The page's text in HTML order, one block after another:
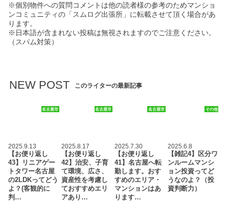
※個別物件への質問コメントは他の読者様の参考のためマンショ
ンコミュニティの「スムログ出張所」に転載させて頂く場合があ
ります。
※日本語が含まれない投稿は無視されますのでご注意ください。
（スパム対策）
NEW POST このライターの最新記事
名古屋市
2025.9.13
【お便り返し
43】リニアゲー
トタワー名古屋
の2LDKってどう
よ？(客観的に
判…
名古屋市
2025.8.17
【お便り返し
42】治安、子育
て環境、広さ、
資産性を考慮し
ておすすめエリ
アあり…
名古屋市
2025.7.30
【お便り返し
41】名古屋へ転
勤します。おす
すめのエリア・
マンションはあ
ります…
その他
2025.6.8
【雑記4】区分ワ
ンルームマンシ
ョン投資ってど
うなのよ？（投
資判断力）